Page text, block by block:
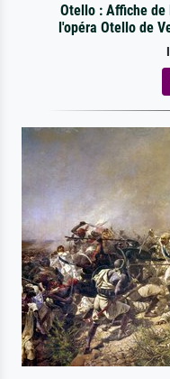
Otello : Affiche
l'opéra Otello de